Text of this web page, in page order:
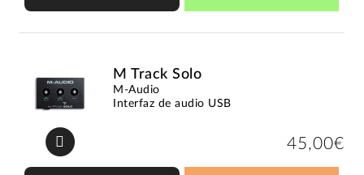
M Track Solo
M-Audio
Interfaz de audio USB
45,00€